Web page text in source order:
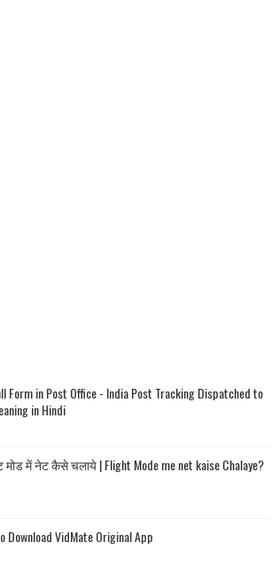
Form in Post Office - India Post Tracking Dispatched to
in Hindi
मोड में नेट कैसे चलाये | Flight Mode me net kaise Chalaye?
Download VidMate Original App